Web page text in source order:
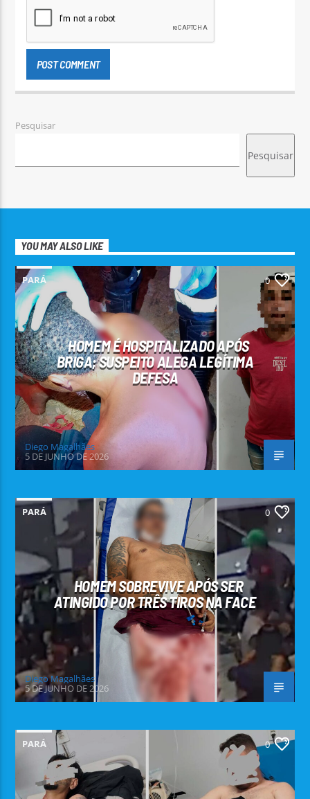
Pesquisar
Pesquisar
YOU MAY ALSO LIKE
PARÁ 0
HOMEM É HOSPITALIZADO APÓS
BRIGA; SUSPEITO ALEGA LEGÍTIMA
DEFESA
Diego Magalhães
5 DE JUNHO DE 2026
PARÁ 0
HOMEM SOBREVIVE APÓS SER
ATINGIDO POR TRÊS TIROS NA FACE
Diego Magalhães
5 DE JUNHO DE 2026
PARÁ 0